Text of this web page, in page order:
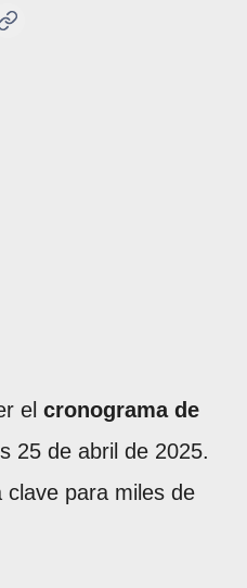
el cronograma de
25 de abril de 2025.
para miles de